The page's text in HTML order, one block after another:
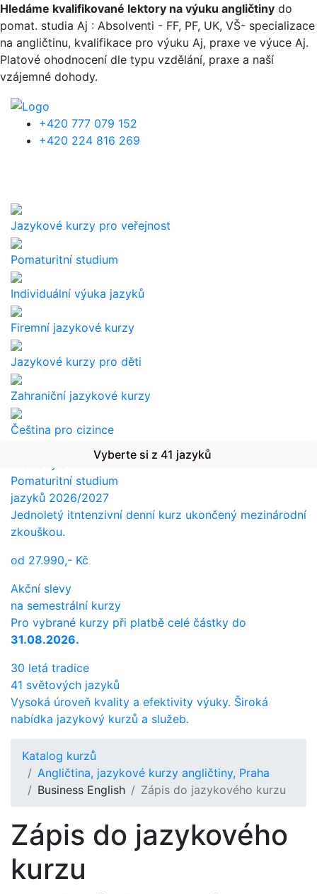
Přejít k hlavnímu obsahu
Hledáme kvalifikované lektory na výuku angličtiny do
pomat. studia Aj : Absolventi - FF, PF, UK, VŠ- specializace
na angličtinu, kvalifikace pro výuku Aj, praxe ve výuce Aj.
Platové ohodnocení dle typu vzdělání, praxe a naší
vzájemné dohody.
+420 777 079 152
+420 224 816 269
Jazykové kurzy pro veřejnost
Pomaturitní studium
Individuální výuka jazyků
Firemní jazykové kurzy
Jazykové kurzy pro děti
Zahraniční jazykové kurzy
Čeština pro cizince
Překlady a tlumočení
Vyberte si z 41 jazyků
Pomaturitní studium
jazyků 2026/2027
Jednoletý itntenzivní denní kurz ukončený mezinárodní
zkouškou.
od 27.990,- Kč
Akční slevy
na semestrální kurzy
Pro vybrané kurzy při platbě celé částky do
31.08.2026.
30 letá tradice
41 světových jazyků
Vysoká úroveň kvality a efektivity výuky. Široká
nabídka jazykový kurzů a služeb.
Katalog kurzů
Angličtina, jazykové kurzy angličtiny, Praha
Business English
Zápis do jazykového kurzu
Zápis do jazykového
kurzu